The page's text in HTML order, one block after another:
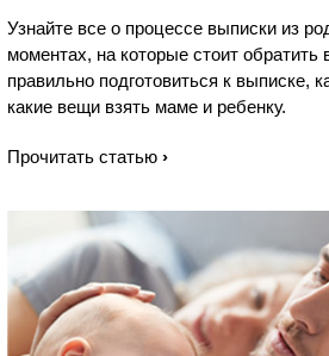
Узнайте все о процессе выписки из
моментах, на которые стоит обратить
правильно подготовиться к выписке,
какие вещи взять маме и ребенку.
Прочитать статью